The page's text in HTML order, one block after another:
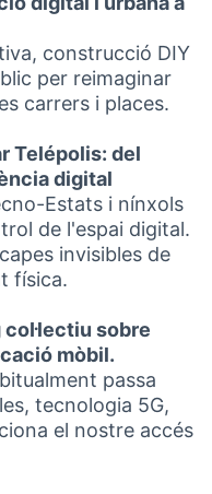
construcció DIY
per reimaginar
carrers i places.
Telépolis: del
digital
Estats i nínxols
de l'espai digital.
invisibles de
física.
sobre
mòbil.
passa
tecnologia 5G,
el nostre accés